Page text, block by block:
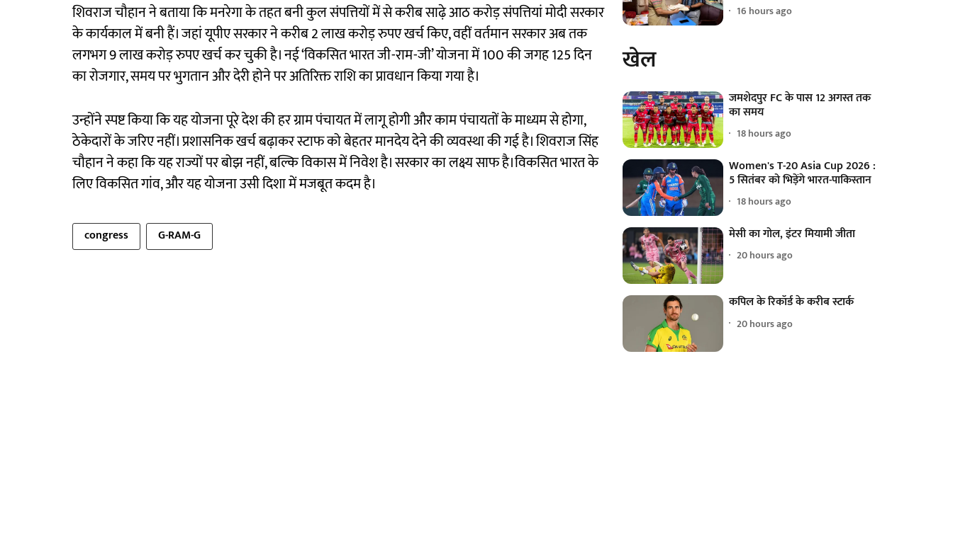
शिवराज चौहान ने बताया कि मनरेगा के तहत बनी कुल संपत्तियों में से करीब साढ़े आठ करोड़ संपत्तियां मोदी सरकार
के कार्यकाल में बनी हैं। जहां यूपीए सरकार ने करीब 2 लाख करोड़ रुपए खर्च किए, वहीं वर्तमान सरकार अब तक
लगभग 9 लाख करोड़ रुपए खर्च कर चुकी है। नई ‘विकसित भारत जी-राम-जी’ योजना में 100 की जगह 125 दिन
का रोजगार, समय पर भुगतान और देरी होने पर अतिरिक्त राशि का प्रावधान किया गया है।
उन्होंने स्पष्ट किया कि यह योजना पूरे देश की हर ग्राम पंचायत में लागू होगी और काम पंचायतों के माध्यम से होगा,
ठेकेदारों के जरिए नहीं। प्रशासनिक खर्च बढ़ाकर स्टाफ को बेहतर मानदेय देने की व्यवस्था की गई है। शिवराज सिंह
चौहान ने कहा कि यह राज्यों पर बोझ नहीं, बल्कि विकास में निवेश है। सरकार का लक्ष्य साफ है।विकसित भारत के
लिए विकसित गांव, और यह योजना उसी दिशा में मजबूत कदम है।
congress G-RAM-G
16 hours ago
खेल
जमशेदपुर FC के पास 12 अगस्त तक
का समय
18 hours ago
Women's T-20 Asia Cup 2026 :
5 सितंबर को भिड़ेंगे भारत-पाकिस्तान
18 hours ago
मेसी का गोल, इंटर मियामी जीता
20 hours ago
कपिल के रिकॉर्ड के करीब स्टार्क
20 hours ago